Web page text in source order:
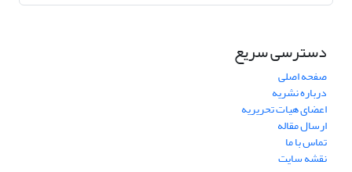
دسترسی سریع
صفحه اصلی
درباره نشریه
اعضای هیات تحریریه
ارسال مقاله
تماس با ما
نقشه سایت